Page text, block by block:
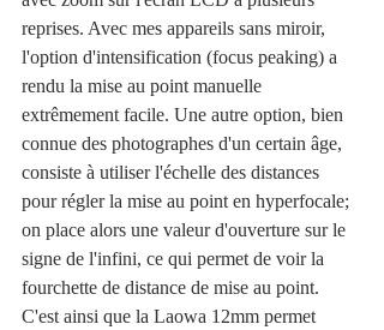
reprises. Avec mes appareils sans miroir,
l'option d'intensification (focus peaking) a
rendu la mise au point manuelle
extrêmement facile. Une autre option, bien
connue des photographes d'un certain âge,
consiste à utiliser l'échelle des distances
pour régler la mise au point en hyperfocale;
on place alors une valeur d'ouverture sur le
signe de l'infini, ce qui permet de voir la
fourchette de distance de mise au point.
C'est ainsi que la Laowa 12mm permet